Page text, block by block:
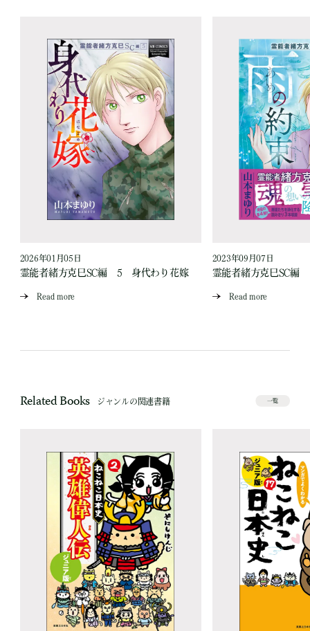
2026年01月05日
霊能者緒方克巳SC編 5 身代わり花嫁
Read more
2023年09月07日
霊能者緒方克巳SC
Read more
Related Books ジャンルの関連書籍 一覧